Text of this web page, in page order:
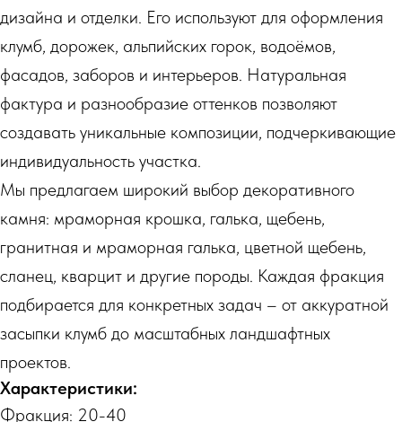
дизайна и отделки. Его используют для оформления
клумб, дорожек, альпийских горок, водоёмов,
фасадов, заборов и интерьеров. Натуральная
фактура и разнообразие оттенков позволяют
создавать уникальные композиции, подчеркивающие
индивидуальность участка.
Мы предлагаем широкий выбор декоративного
камня: мраморная крошка, галька, щебень,
гранитная и мраморная галька, цветной щебень,
сланец, кварцит и другие породы. Каждая фракция
подбирается для конкретных задач – от аккуратной
засыпки клумб до масштабных ландшафтных
проектов.
Характеристики:
Фракция: 20-40